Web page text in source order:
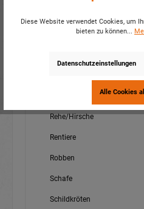
Rehe/Hirsche
Rentiere
Robben
Schafe
Schildkröten
Diese Website verwendet Cookies, um
bieten zu können...
Datenschutzeinstellungen
Alle Cookies